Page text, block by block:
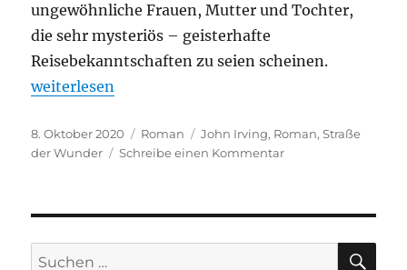
ungewöhnliche Frauen, Mutter und Tochter,
die sehr mysteriös – geisterhafte
Reisebekanntschaften zu seien scheinen.
„John Irving – Straße der Wunder“
weiterlesen
Veröffentlicht
am
8. Oktober 2020 Kategorien
Roman Schlagwörter
John Irving, Roman,Straße
der Wunder
Schreibe einen Kommentarzu
der
Suchen